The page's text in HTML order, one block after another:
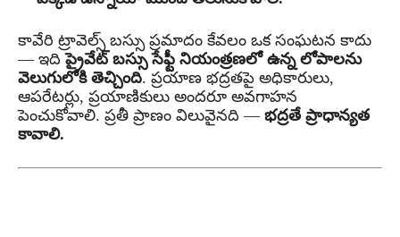
కావేరి ట్రావెల్స్ బస్సు ప్రమాదం కేవలం ఒక సంఘటన కాదు
— ఇదిప్రైవేట్ బస్సు సేఫ్టీ నియంత్రణలో ఉన్న లోపాలను
వెలుగులోకి తెచ్చింది. ప్రయాణ భద్రతపై అధికారులు,
ఆపరేటర్లు, ప్రయాణికులు అందరూ అవగాహన
పెంచుకోవాలి. ప్రతీ ప్రాణం విలువైనది — భద్రతే ప్రాధాన్యత
కావాలి.